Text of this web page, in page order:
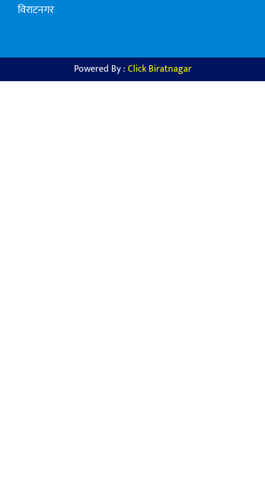
विराटनगर
Powered By :Click Biratnagar